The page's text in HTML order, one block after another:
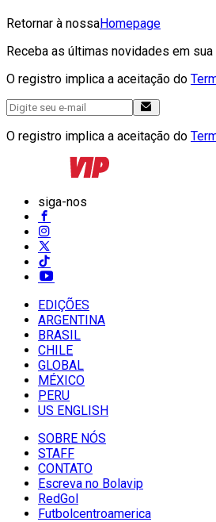
Retornar à nossaHomepage
Receba as últimas novidades em
O registro implica a aceitação do
O registro implica a aceitação do
siga-nos
EDIÇÕES
ARGENTINA
BRASIL
CHILE
GLOBAL
MÉXICO
PERU
US ENGLISH
SOBRE NÓS
STAFF
CONTATO
Escreva no Bolavip
RedGol
Futbolcentroamerica